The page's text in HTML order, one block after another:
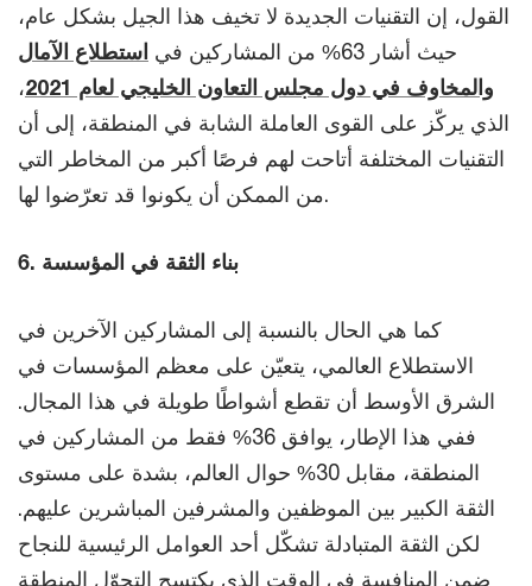
القول، إن التقنيات الجديدة لا تخيف هذا الجيل بشكل عام،
حيث أشار 63% من المشاركين في
استطلاع الآمال
والمخاوف في دول مجلس التعاون الخليجي لعام 2021
،
الذي يركّز على القوى العاملة الشابة في المنطقة، إلى أن
التقنيات المختلفة أتاحت لهم فرصًا أكبر من المخاطر التي
من الممكن أن يكونوا قد تعرّضوا لها.
6. بناء الثقة في المؤسسة
كما هي الحال بالنسبة إلى المشاركين الآخرين في
الاستطلاع العالمي، يتعيّن على معظم المؤسسات في
الشرق الأوسط أن تقطع أشواطًا طويلة في هذا المجال.
ففي هذا الإطار، يوافق 36% فقط من المشاركين في
المنطقة، مقابل 30% حوال العالم، بشدة على مستوى
الثقة الكبير بين الموظفين والمشرفين المباشرين عليهم.
لكن الثقة المتبادلة تشكّل أحد العوامل الرئيسية للنجاح
ضمن المنافسة في الوقت الذي يكتسح التحوّل المنطقة